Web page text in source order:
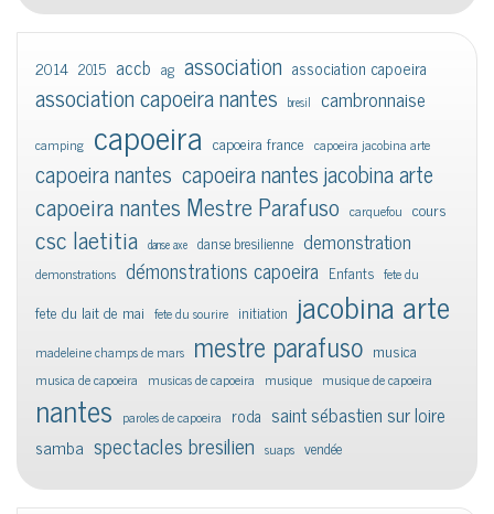
2014 2015 accb ag association association capoeira
association capoeira nantes bresil cambronnaise
camping capoeira capoeira france capoeira jacobina arte
capoeira nantes capoeira nantes jacobina arte
capoeira nantes Mestre Parafuso carquefou cours
csc laetitia danse axe danse bresilienne demonstration
demonstrations démonstrations capoeira Enfants fete du
fete du lait de mai fete du sourire initiation jacobina arte
madeleine champs de mars mestre parafuso musica
musica de capoeira musicas de capoeira musique musique de capoeira
nantes paroles de capoeira roda saint sébastien sur loire
samba spectacles bresilien suaps vendée